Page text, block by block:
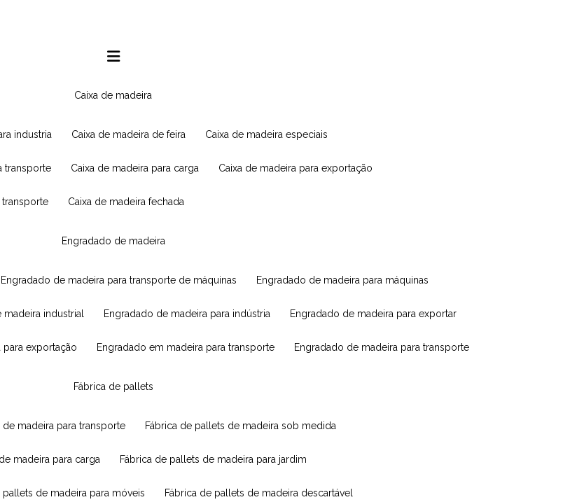
caixa de madeira
industria caixa de madeira de feira caixa de madeira especiais
transporte caixa de madeira para carga caixa de madeira para exportação
transporte caixa de madeira fechada
engradado de madeira
engradado de madeira para transporte de máquinas engradado de madeira para máquinas
madeira industrial engradado de madeira para indústria engradado de madeira para exportar
para exportação engradado em madeira para transporte engradado de madeira para transporte
fábrica de pallets
de madeira para transporte fábrica de pallets de madeira sob medida
madeira para carga fábrica de pallets de madeira para jardim
pallets de madeira para móveis fábrica de pallets de madeira descartável